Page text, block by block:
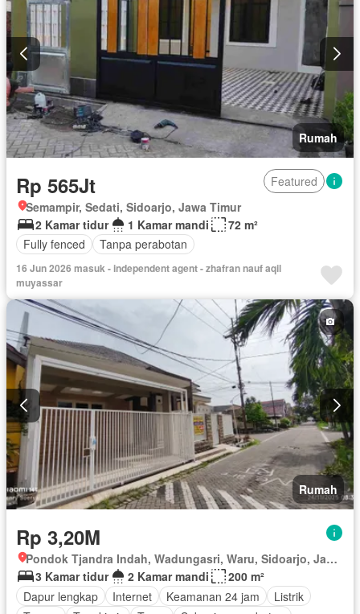
Rumah
Rp 565Jt
Featured
Semampir, Sedati, Sidoarjo, Jawa Timur
2 Kamar tidur
1 Kamar mandi
72 m²
Fully fenced
Tanpa perabotan
16 Jun 2026 masuk - independent agent - zhafran nauf aqil
muyassar
Rumah
Rp 3,20M
Pondok Tjandra Indah, Wadungasri, Waru, Sidoarjo, Jawa Timur
3 Kamar tidur
2 Kamar mandi
200 m²
Dapur lengkap
Internet Keamanan 24 jam
Listrik